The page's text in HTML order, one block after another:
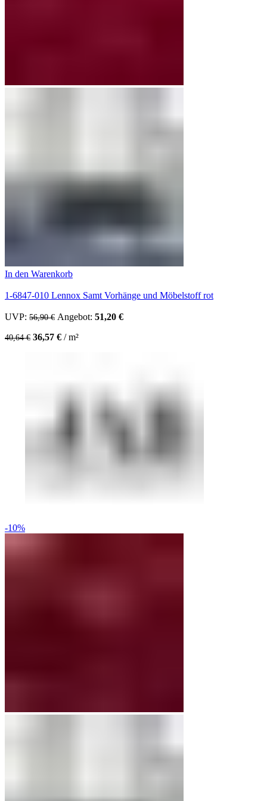
In den Warenkorb
1-6847-010 Lennox Samt Vorhänge und Möbelstoff rot
UVP: 56,90€ Ursprünglicher Preis war: 56,90 €
Angebot: 51,20 €
40,64€ 36,57 € /m²
-10%